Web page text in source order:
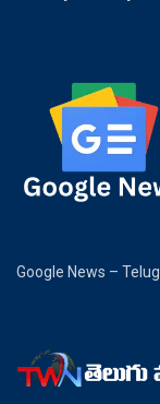
Google News –